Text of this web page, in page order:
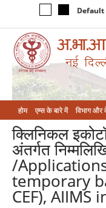
Default
होम एम्‍स के बारे में विभाग और
क्लिनिकल
अंतर्गत
/
temporary
CEF),